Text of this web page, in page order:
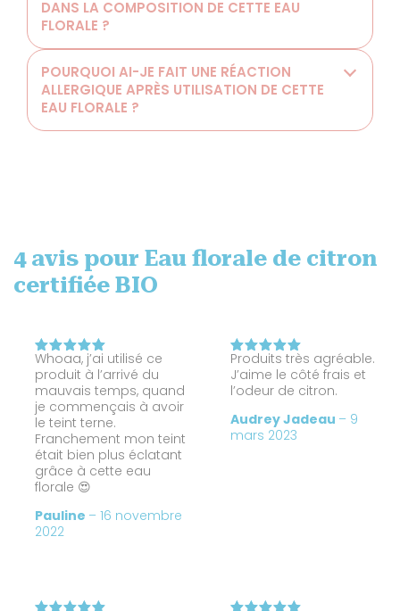
DANS LA COMPOSITION DE CETTE EAU
FLORALE ?
POURQUOI AI-JE FAIT UNE RÉACTION
ALLERGIQUE APRÈS UTILISATION DE CETTE
EAU FLORALE ?
4 avis pour Eau florale de citron
certifiée BIO
Note5
sur 5
Pauline – 16 novembre
2022
Whoaa, j’ai utilisé ce
produit à l’arrivé du
mauvais temps, quand
je commençais à avoir
le teint terne.
Franchement mon teint
était bien plus éclatant
grâce à cette eau
florale 😍
Note5
sur 5
Audrey Jadeau – 9
mars 2023
Produits très agréable.
J’aime le côté frais et
l’odeur de citron.